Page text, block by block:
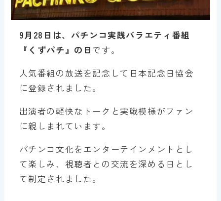
9月28日は、パチンコ実践バラエティ番組
『くずパチ』の日 です。
人気番組の放送を記念して日本記念日協会
に登録されました。
出演者の軽快なトークと実戦模様がファン
に親しまれています。
パチンコ文化をエンターテインメントとし
て楽しみ、視聴者との交流を深める日とし
て制定されました。